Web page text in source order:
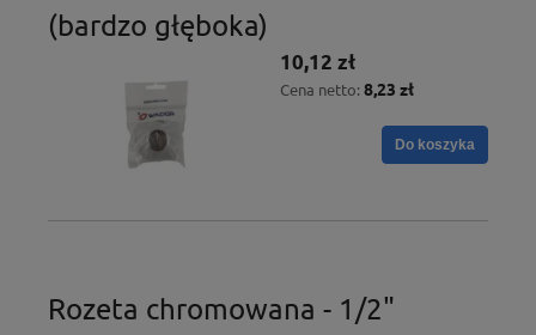
(bardzo głęboka)
10,12 zł
Cena netto: 8,23 zł
Do koszyka
Rozeta chromowana - 1/2"